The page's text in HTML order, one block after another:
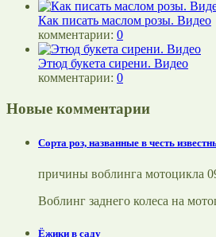
Как писать маслом розы. Видео
комментарии: 0
Этюд букета сирени. Видео
комментарии: 0
Новые комментарии
Сорта роз, названные в честь
причины воблинга мотоцикла
Воблинг заднего колеса на
Ёжики в саду